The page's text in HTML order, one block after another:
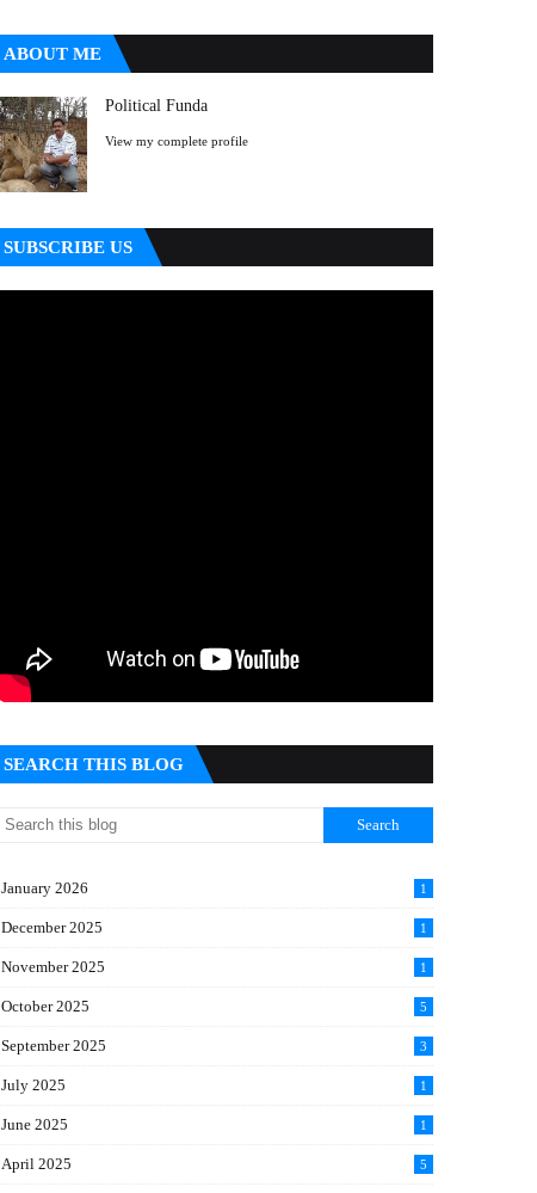
ABOUT ME
Political Funda
View my complete profile
SUBSCRIBE US
SEARCH THIS BLOG
January 2026 1
December 2025 1
November 2025 1
October 2025 5
September 2025 3
July 2025 1
June 2025 1
April 2025 5